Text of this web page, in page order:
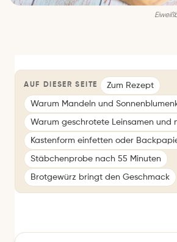
AUF DIESER SEITE Zum Rezept
Warum Mandeln und
Warum geschrotete Leinsamen und
Kastenform einfetten oder
Stäbchenprobe nach 55 Minuten
Brotgewürz bringt den Geschmack